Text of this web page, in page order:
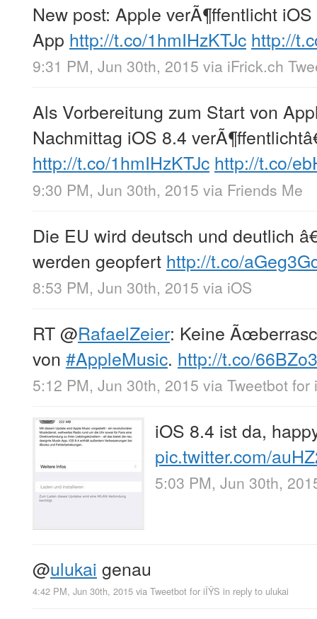
New post: Apple verÃ¶ffentlicht
App http://t.co/1hmIHzKTJc http://
9:31 PM, Jun 30th, 2015 via iFrick.ch
Als Vorbereitung zum Start von
Nachmittag iOS 8.4
http://t.co/1hmIHzKTJc http://t.co/
9:30 PM, Jun 30th, 2015 via Friends Me
Die EU wird deutsch und deutlich
werden geopfert http://t.co/
8:53 PM, Jun 30th, 2015 via iOS
RT@RafaelZeier: Keine
von #AppleMusic. http://t.co/
5:12 PM, Jun 30th, 2015 via Tweetbot for
iOS 8.4 ist da,
pic.twitter.com/
5:03 PM, Jun 30th,
@ulukai genau
4:42 PM, Jun 30th, 2015 via Tweetbot for iÎŸS in reply to ulukai